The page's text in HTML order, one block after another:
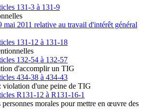
131-3 à 131-9
mai 2011 relative au travail d'intérêt général
131-12 à 131-18
132-54 à 132-57
d'accomplir un TIG
434-38 à 434-43
violation d'une peine de TIG
R131-12 à R131-16-1
morales pour mettre en œuvre des